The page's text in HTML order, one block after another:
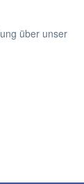
über unser